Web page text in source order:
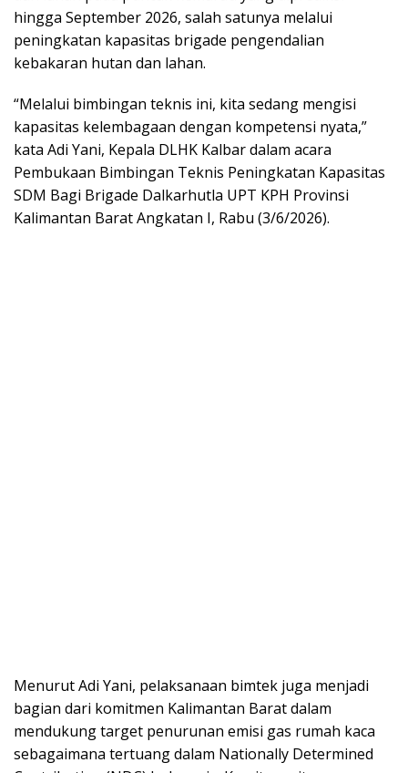
hingga September 2026, salah satunya melalui
peningkatan kapasitas brigade pengendalian
kebakaran hutan dan lahan.
“Melalui bimbingan teknis ini, kita sedang mengisi
kapasitas kelembagaan dengan kompetensi nyata,”
kata Adi Yani, Kepala DLHK Kalbar dalam acara
Pembukaan Bimbingan Teknis Peningkatan Kapasitas
SDM Bagi Brigade Dalkarhutla UPT KPH Provinsi
Kalimantan Barat Angkatan I, Rabu (3/6/2026).
Menurut Adi Yani, pelaksanaan bimtek juga menjadi
bagian dari komitmen Kalimantan Barat dalam
mendukung target penurunan emisi gas rumah kaca
sebagaimana tertuang dalam Nationally Determined